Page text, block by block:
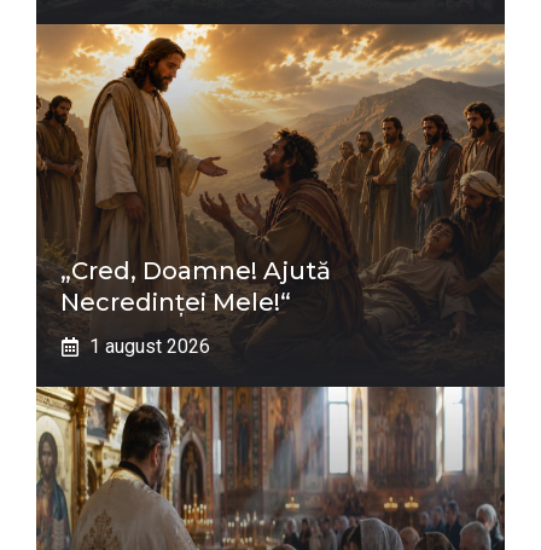
„Cred, Doamne! Ajută
Necredinţei Mele!“
1 august 2026